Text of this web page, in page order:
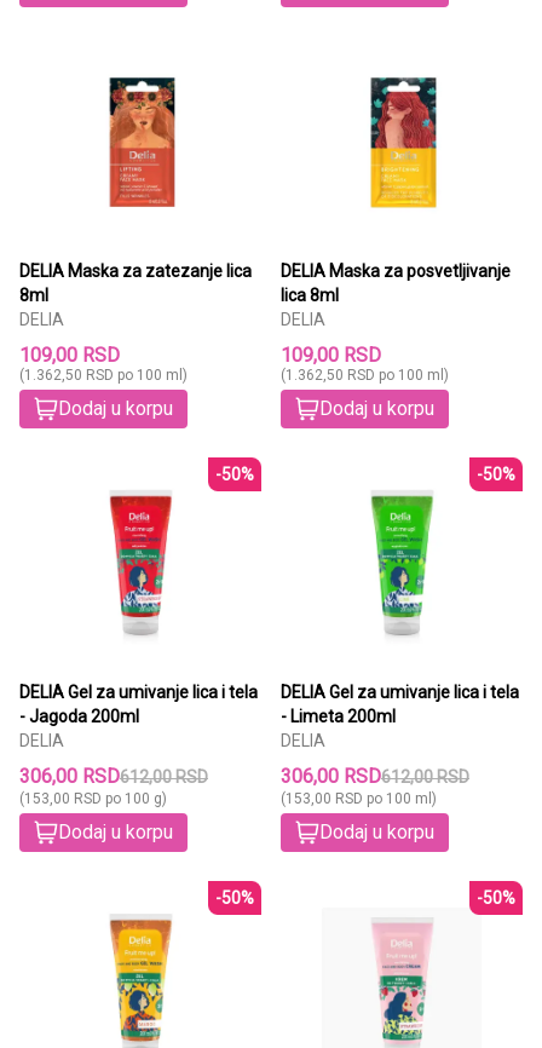
DELIA Maska za zatezanje lica
8ml
DELIA
109,00 RSD
(1.362,50 RSD po 100 ml)
Dodaj u korpu
DELIA Maska za posvetljivanje
lica 8ml
DELIA
109,00 RSD
(1.362,50 RSD po 100 ml)
Dodaj u korpu
-50%
DELIA Gel za umivanje lica i tela
- Jagoda 200ml
DELIA
306,00 RSD612,00 RSD
(153,00 RSD po 100 g)
Dodaj u korpu
-50%
DELIA Gel za umivanje lica i tela
- Limeta 200ml
DELIA
306,00 RSD612,00 RSD
(153,00 RSD po 100 ml)
Dodaj u korpu
-50% -50%